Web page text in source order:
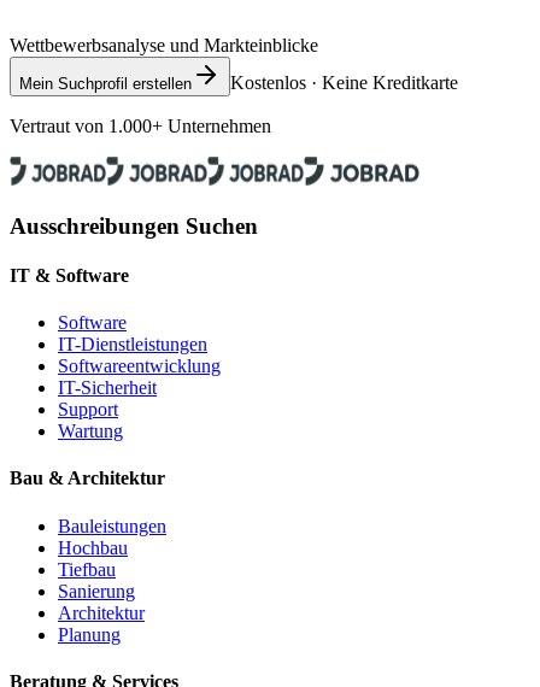
Wettbewerbsanalyse und Markteinblicke
Mein Suchprofil erstellen Kostenlos · Keine Kreditkarte
Vertraut von 1.000+ Unternehmen
Ausschreibungen Suchen
IT & Software
Software
IT-Dienstleistungen
Softwareentwicklung
IT-Sicherheit
Support
Wartung
Bau & Architektur
Bauleistungen
Hochbau
Tiefbau
Sanierung
Architektur
Planung
Beratung & Services